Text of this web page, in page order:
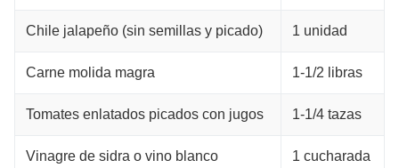
Chile jalapeño (sin semillas y picado) 1 unidad
Carne molida magra 1-1/2 libras
Tomates enlatados picados con jugos 1-1/4 tazas
Vinagre de sidra o vino blanco 1 cucharada